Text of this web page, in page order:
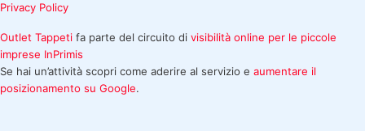
Privacy Policy
Outlet Tappeti fa parte del circuito divisibilità online per le piccole
imprese InPrimis
Se hai un’attività scopri come aderire al servizio eaumentare il
posizionamento su Google.